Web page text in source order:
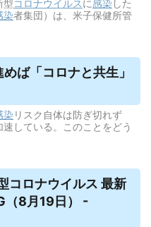
型コロナウイルスに感染 した
染者集団）は、米子保健所管
ば「コロナと共生」
染 リスク自体は防ぎ切れず
している。このことをどう
コロナウイルス 最新
（8月19日） -